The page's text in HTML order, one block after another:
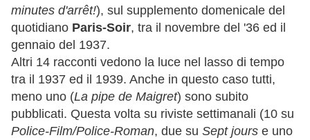
minutes d'arrêt!), sul supplemento domenicale del
quotidiano Paris-Soir, tra il novembre del '36 ed il
gennaio del 1937.
Altri 14 racconti vedono la luce nel lasso di tempo
tra il 1937 ed il 1939. Anche in questo caso tutti,
meno uno (La pipe de Maigret) sono subito
pubblicati. Questa volta su riviste settimanali (10 su
Police-Film/Police-Roman, due su Sept jours e uno